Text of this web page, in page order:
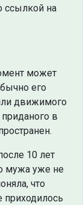
ссылкой на
может
его
движимого
в
10 лет
мужа уже не
что